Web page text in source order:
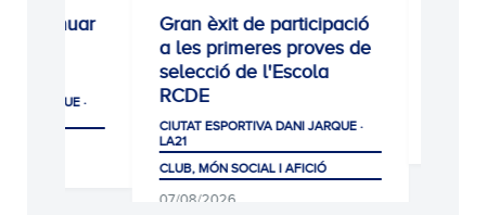
Gran èxit de participació
a les primeres proves de
selecció de l'Escola
CIUTAT ESPORTIVA DANI JARQUE ·
CLUB, MÓN SOCIAL I AFICIÓ
0-1: Victòria per
agafant confiança
CIUTAT ESPORTIVA DANI JARQUE
05/08/2026